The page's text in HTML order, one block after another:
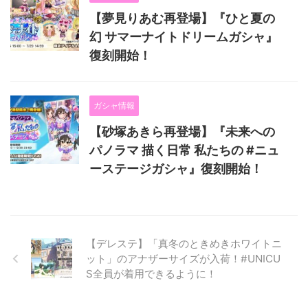
【夢見りあむ再登場】『ひと夏の
幻 サマーナイトドリームガシャ』
復刻開始！
ガシャ情報
【砂塚あきら再登場】『未来への
パノラマ 描く日常 私たちの #ニュ
ーステージガシャ』復刻開始！
【デレステ】「真冬のときめきホワイトニ
ット」のアナザーサイズが入荷！#UNICU
S全員が着用できるように！